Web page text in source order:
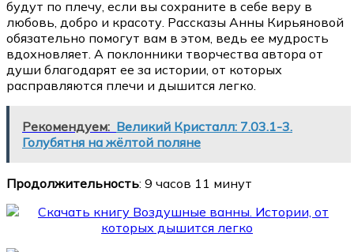
будут по плечу, если вы сохраните в себе веру в
любовь, добро и красоту. Рассказы Анны Кирьяновой
обязательно помогут вам в этом, ведь ее мудрость
вдохновляет. А поклонники творчества автора от
души благодарят ее за истории, от которых
расправляются плечи и дышится легко.
Рекомендуем: Великий Кристалл: 7.03.1-3.
Голубятня на жёлтой поляне
Продолжительность: 9 часов 11 минут